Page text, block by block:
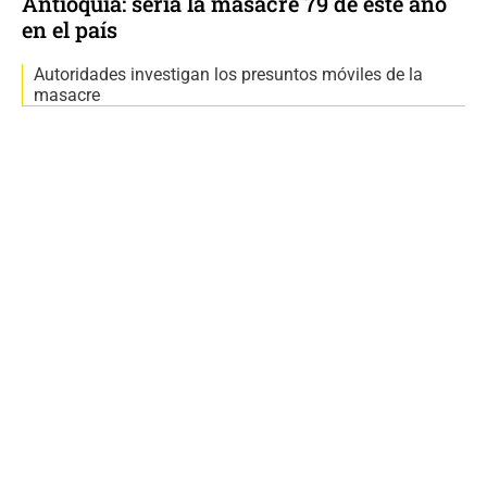
en el país
Autoridades investigan los presuntos móviles de la
masacre